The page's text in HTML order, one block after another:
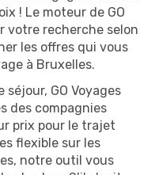
! Le moteur de GO
votre recherche selon
les offres qui vous
à Bruxelles.
GO Voyages
des compagnies
prix pour le trajet
flexible sur les
notre outil vous